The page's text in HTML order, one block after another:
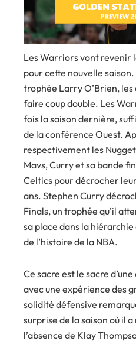
Les Warriors vont revenir
pour cette nouvelle
trophée Larry O’Brien,
faire coup double. Les
fois la saison dernière,
de la conférence Ouest.
respectivement les
Mavs, Curry et sa bande
Celtics pour décrocher
ans. Stephen Curry
Finals, un trophée qu’il
sa place dans la
de l’histoire de la NBA.
Ce sacre est le sacre
avec une expérience des
solidité défensive
surprise de la saison où il
l’absence de Klay